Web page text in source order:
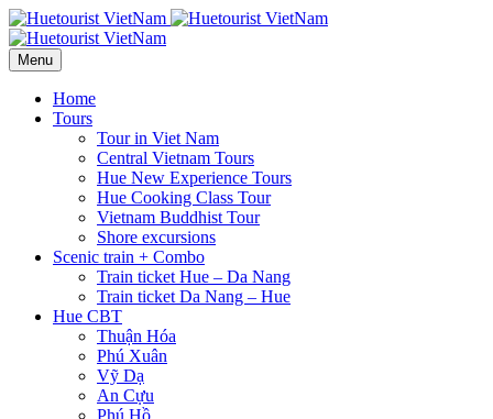
Menu
Home
Tours
Tour in Viet Nam
Central Vietnam Tours
Hue New Experience Tours
Hue Cooking Class Tour
Vietnam Buddhist Tour
Shore excursions
Scenic train + Combo
Train ticket Hue – Da Nang
Train ticket Da Nang – Hue
Hue CBT
Thuận Hóa
Phú Xuân
Vỹ Dạ
An Cựu
Phú Hồ